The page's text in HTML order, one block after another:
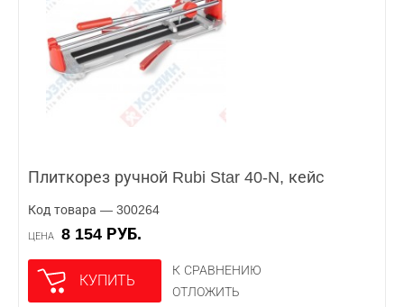
Плиткорез ручной Rubi Star 40-N, кейс
Код товара — 300264
ЦЕНА 8 154 РУБ.
КУПИТЬ
К СРАВНЕНИЮ
ОТЛОЖИТЬ